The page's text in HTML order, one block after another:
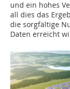
und ein hohes
all dies das
die sorgfältige
Daten erreicht